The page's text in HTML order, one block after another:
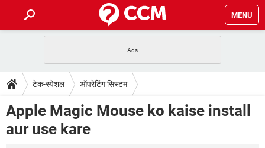
MENU
फोन पर अकाउंट बैलेंस चेक
WhatsApp Hack हो गया? Lucky Patcher यूज करें
टेक-स्पेशल
2020 के फ्री एंटीवायरस
बेस्ट फ्री ऑनलाइन गेम्स
डाउनलोड
Vidmate
FORUM
टेक-स्पेशल ऑपरेटिंग सिस्टम
Apple Magic Mouse ko kaise install
aur use kare